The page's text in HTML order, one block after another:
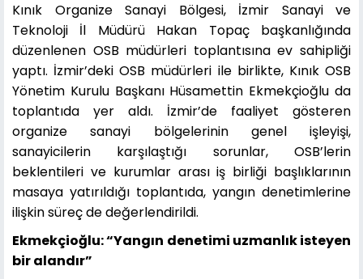
Kınık Organize Sanayi Bölgesi, İzmir Sanayi ve
Teknoloji İl Müdürü Hakan Topaç başkanlığında
düzenlenen OSB müdürleri toplantısına ev sahipliği
yaptı. İzmir’deki OSB müdürleri ile birlikte, Kınık OSB
Yönetim Kurulu Başkanı Hüsamettin Ekmekçioğlu da
toplantıda yer aldı. İzmir’de faaliyet gösteren
organize sanayi bölgelerinin genel işleyişi,
sanayicilerin karşılaştığı sorunlar, OSB’lerin
beklentileri ve kurumlar arası iş birliği başlıklarının
masaya yatırıldığı toplantıda, yangın denetimlerine
ilişkin süreç de değerlendirildi.
Ekmekçioğlu: “Yangın denetimi uzmanlık isteyen
bir alandır”